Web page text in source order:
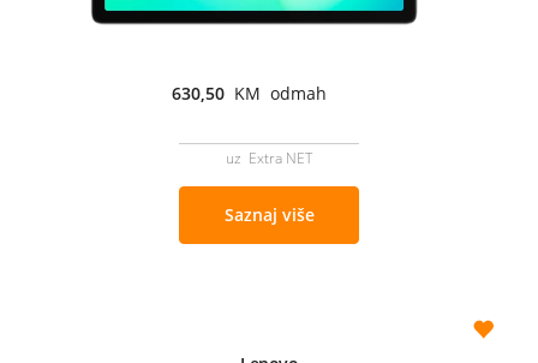
630,50 KM odmah
uz Extra NET
Saznaj više